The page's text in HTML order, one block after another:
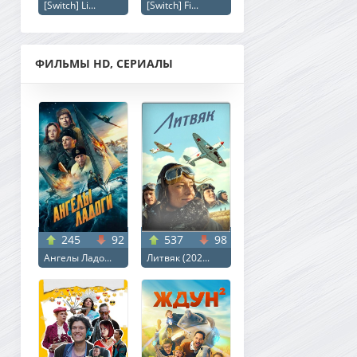
[Switch] Li... [Switch] Fi...
ФИЛЬМЫ HD, СЕРИАЛЫ
245 92
Ангелы Ладо...
537 98
Литвяк (202...